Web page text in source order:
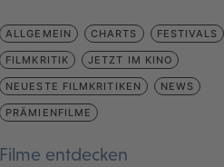
ALLGEMEIN CHARTS FESTIVALS
FILMKRITIK JETZT IM KINO
NEUESTE FILMKRITIKEN NEWS
PRÄMIENFILME
Filme entdecken